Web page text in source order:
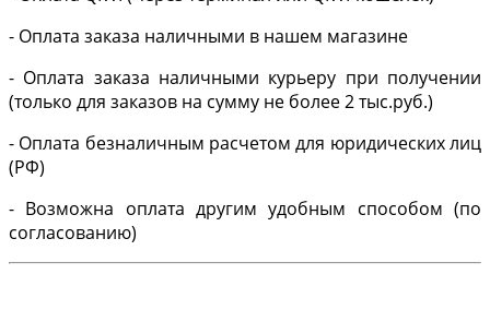
- Оплата заказа наличными в нашем магазине
- Оплата заказа наличными курьеру при получении
(только для заказов на сумму не более 2 тыс.руб.)
- Оплата безналичным расчетом для юридических лиц
(РФ)
- Возможна оплата другим удобным способом (по
согласованию)